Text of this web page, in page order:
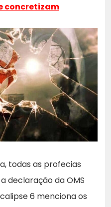
concretizam
todas as profecias
declaração da OMS
6 menciona os